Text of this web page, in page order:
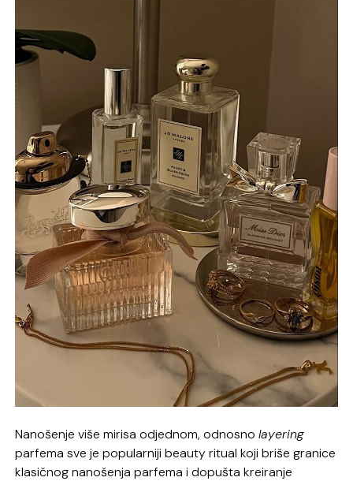
Nanošenje više mirisa odjednom, odnosnolayering
parfema sve je popularniji beauty ritual koji briše granice
klasičnog nanošenja parfema i dopušta kreiranje